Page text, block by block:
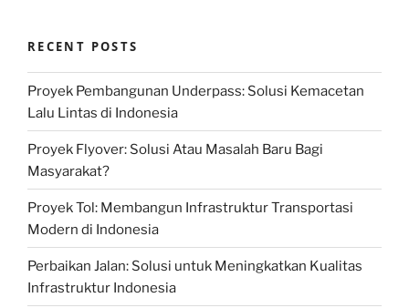
RECENT POSTS
Proyek Pembangunan Underpass: Solusi Kemacetan
Lalu Lintas di Indonesia
Proyek Flyover: Solusi Atau Masalah Baru Bagi
Masyarakat?
Proyek Tol: Membangun Infrastruktur Transportasi
Modern di Indonesia
Perbaikan Jalan: Solusi untuk Meningkatkan Kualitas
Infrastruktur Indonesia